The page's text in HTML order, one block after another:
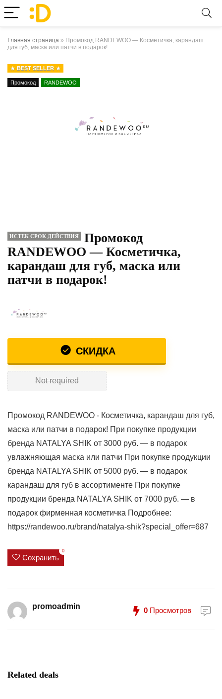
Главная страница » Промокод RANDEWOO — Косметичка, карандаш
для губ, маска или патчи в подарок!
BEST SELLER
Промокод RANDEWOO
ИСТЕК СРОК ДЕЙСТВИЯ
Промокод
RANDEWOO — Косметичка,
карандаш для губ, маска или
патчи в подарок!
СКИДКА
Not required
Промокод RANDEWOO - Косметичка, карандаш для губ,
маска или патчи в подарок! При покупке продукции
бренда NATALYA SHIK от 3000 руб. — в подарок
увлажняющая маска или патчи При покупке продукции
бренда NATALYA SHIK от 5000 руб. — в подарок
карандаш для губ в ассортименте При покупке
продукции бренда NATALYA SHIK от 7000 руб. — в
подарок фирменная косметичка Подробнее:
https://randewoo.ru/brand/natalya-shik?special_offer=687
Сохранить
0
promoadmin 0 Просмотров
Related deals